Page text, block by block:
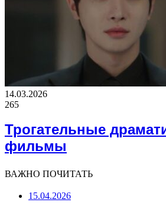
14.03.2026
265
Трогательные
фильмы
ВАЖНО ПОЧИТАТЬ
15.04.2026